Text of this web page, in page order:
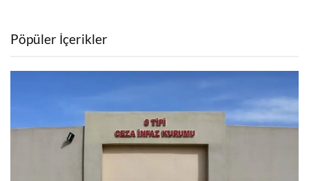
Pöpüler İçerikler